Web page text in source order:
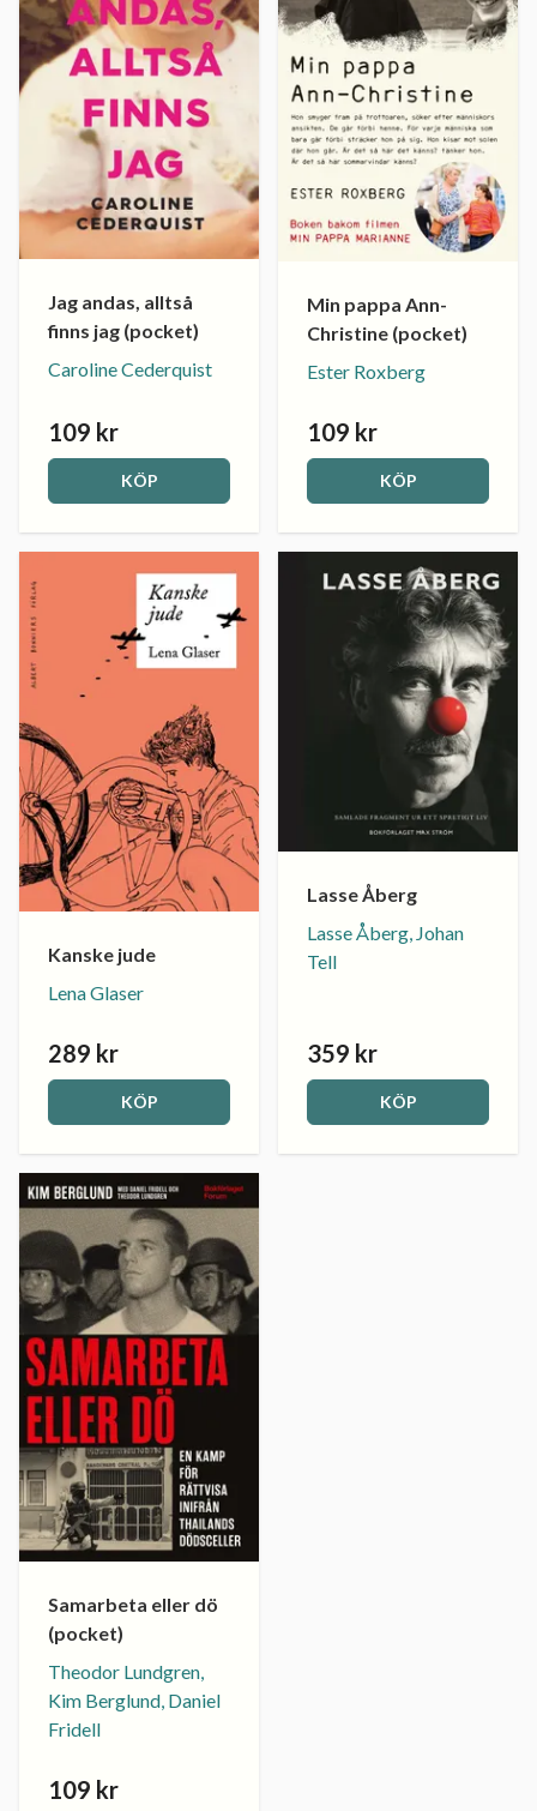
Jag andas, alltså
finns jag (pocket)
Caroline Cederquist
109 kr
KÖP
Min pappa Ann-
Christine (pocket)
Ester Roxberg
109 kr
KÖP
Kanske jude
Lena Glaser
289 kr
KÖP
Lasse Åberg
Lasse Åberg, Johan
Tell
359 kr
KÖP
Samarbeta eller dö
(pocket)
Theodor Lundgren,
Kim Berglund, Daniel
Fridell
109 kr